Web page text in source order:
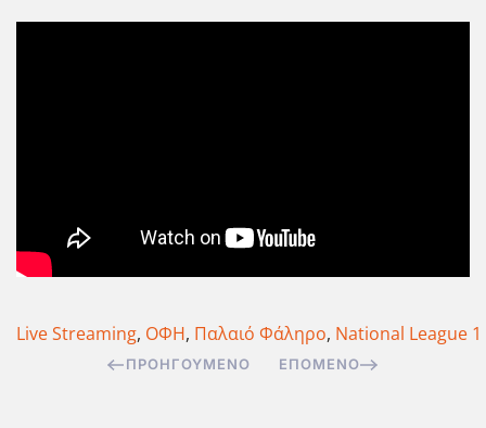
Live Streaming, ΟΦΗ, Παλαιό Φάληρο, National League 1
ΠΡΟΗΓΟΎΜΕΝΟ ΕΠΌΜΕΝΟ